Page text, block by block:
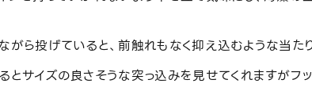
がら投げていると、前触れもなく抑え込むような当た
とサイズの良さそうな突っ込みを見せてくれますがフッ